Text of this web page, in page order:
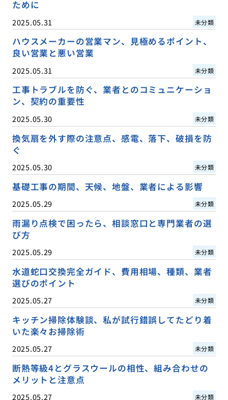
ために
2025.05.31 未分類
ハウスメーカーの営業マン、見極めるポイント、
良い営業と悪い営業
2025.05.31 未分類
工事トラブルを防ぐ、業者とのコミュニケーショ
ン、契約の重要性
2025.05.30 未分類
換気扇を外す際の注意点、感電、落下、破損を防
ぐ
2025.05.30 未分類
基礎工事の期間、天候、地盤、業者による影響
2025.05.29 未分類
雨漏り点検で困ったら、相談窓口と専門業者の選
び方
2025.05.29 未分類
水道蛇口交換完全ガイド、費用相場、種類、業者
選びのポイント
2025.05.27 未分類
キッチン掃除体験談、私が試行錯誤してたどり着
いた楽々お掃除術
2025.05.27 未分類
断熱等級4とグラスウールの相性、組み合わせの
メリットと注意点
2025.05.27 未分類